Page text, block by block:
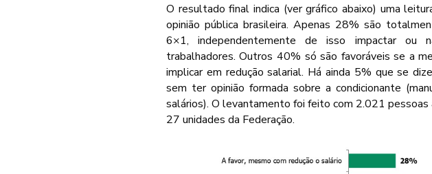
O resultado final indica (ver gráfico abaixo) uma
opinião pública brasileira. Apenas 28% são
6×1, independentemente de isso impactar ou
trabalhadores. Outros 40% só são favoráveis se a
implicar em redução salarial. Há ainda 5% que se
sem ter opinião formada sobre a condicionante
salários). O levantamento foi feito com 2.021 pessoas
27 unidades da Federação.